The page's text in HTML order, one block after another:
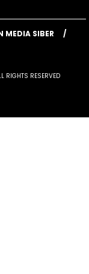
MEDIA SIBER
RIGHTS RESERVED